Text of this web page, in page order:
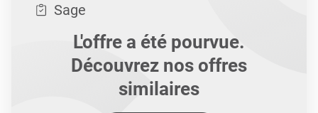
Sage
L'offre a été pourvue.
Découvrez nos offres
similaires